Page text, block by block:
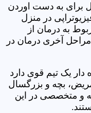
برای به دست اوردن
در منزل
به درمان از
مراحل آخری درمان در
دار یک تیم قوی دارد
بچه و بزرگسال
و متخصصی در این